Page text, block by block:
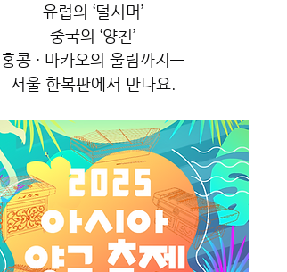
유럽의 ‘덜시머’
중국의 ‘양친’
홍콩 · 마카오의 울림까지—
서울 한복판에서 만나요.